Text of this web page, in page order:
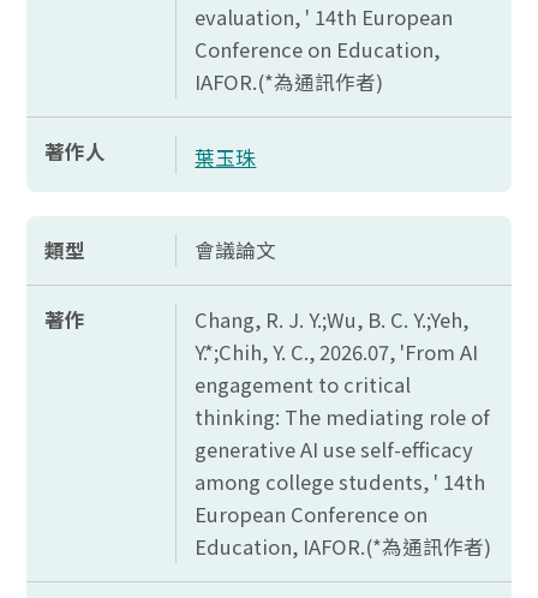
evaluation, ' 14th European
Conference on Education,
IAFOR.(*為通訊作者)
著作人 葉玉珠
類型 會議論文
著作
Chang, R. J. Y.;Wu, B. C. Y.;Yeh,
Y.*;Chih, Y. C., 2026.07, 'From AI
engagement to critical
thinking: The mediating role of
generative AI use self-efficacy
among college students, ' 14th
European Conference on
Education, IAFOR.(*為通訊作者)